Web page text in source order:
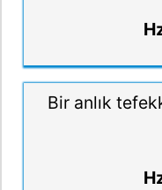
Bir anlık